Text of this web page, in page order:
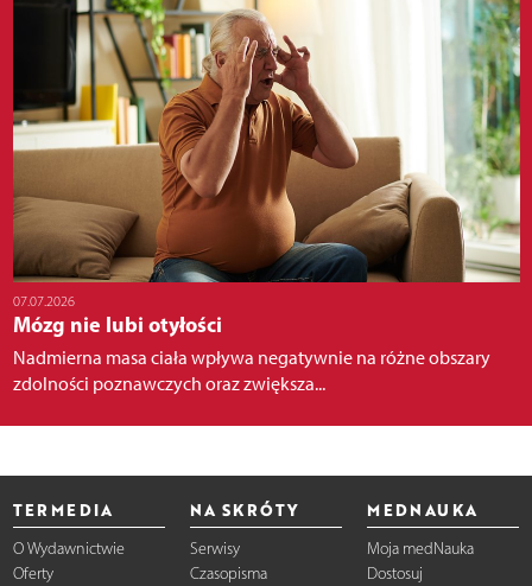
07.07.2026
Mózg nie lubi otyłości
Nadmierna masa ciała wpływa negatywnie na różne obszary
zdolności poznawczych oraz zwiększa...
TERMEDIA
O Wydawnictwie
Oferty
NA SKRÓTY
Serwisy
Czasopisma
MEDNAUKA
Moja medNauka
Dostosuj